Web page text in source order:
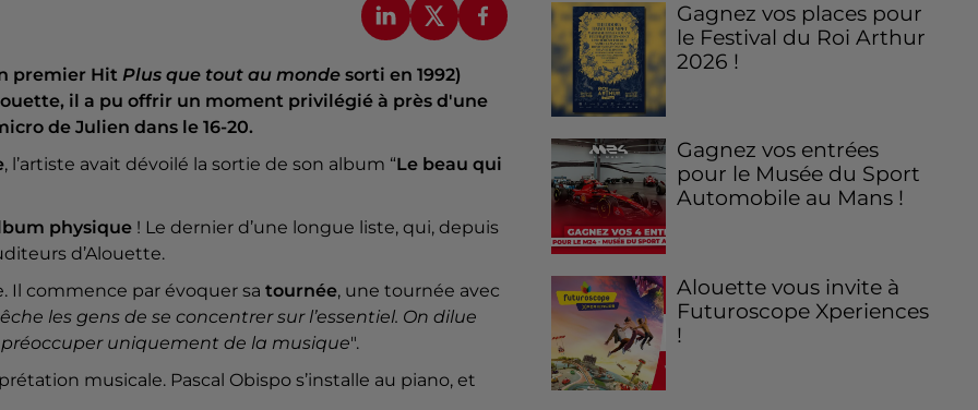
premier Hit Plus que tout au monde sorti en 1992)
il a pu offrir un moment privilégié à près d'une
de Julien dans le 16-20.
, l’artiste avait dévoilé la sortie de son album “Le beau qui
physique ! Le dernier d’une longue liste, qui, depuis
d’Alouette.
Il commence par évoquer sa tournée, une tournée avec
les gens de se concentrer sur l’essentiel. On dilue
uniquement de la musique".
musicale. Pascal Obispo s’installe au piano, et
Gagnez vos places pour
le Festival du Roi Arthur
2026 !
Gagnez vos entrées
pour le Musée du Sport
Automobile au Mans !
Alouette vous invite à
Futuroscope Xperiences
!